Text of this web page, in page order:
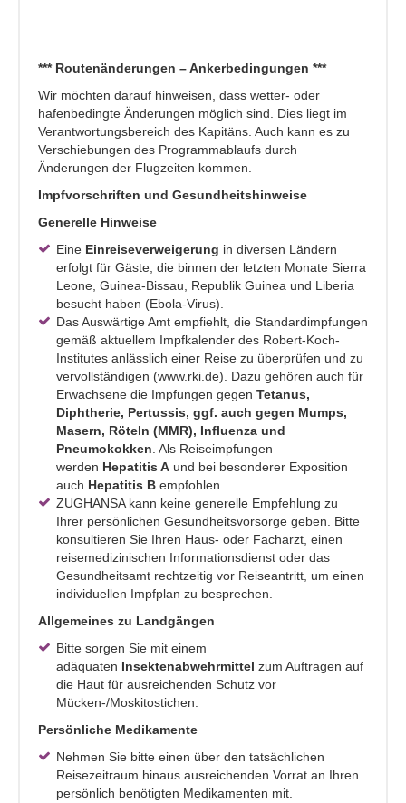
*** Routenänderungen – Ankerbedingungen ***
Wir möchten darauf hinweisen, dass wetter- oder
hafenbedingte Änderungen möglich sind. Dies liegt im
Verantwortungsbereich des Kapitäns. Auch kann es zu
Verschiebungen des Programmablaufs durch
Änderungen der Flugzeiten kommen.
Impfvorschriften und Gesundheitshinweise
Generelle Hinweise
Eine Einreiseverweigerung in diversen Ländern
erfolgt für Gäste, die binnen der letzten Monate Sierra
Leone, Guinea-Bissau, Republik Guinea und Liberia
besucht haben (Ebola-Virus).
Das Auswärtige Amt empfiehlt, die Standardimpfungen
gemäß aktuellem Impfkalender des Robert-Koch-
Institutes anlässlich einer Reise zu überprüfen und zu
vervollständigen (www.rki.de). Dazu gehören auch für
Erwachsene die Impfungen gegen Tetanus,
Diphtherie, Pertussis, ggf. auch gegen Mumps,
Masern, Röteln (MMR), Influenza und
Pneumokokken . Als Reiseimpfungen
werden Hepatitis A und bei besonderer Exposition
auch Hepatitis B empfohlen.
ZUGHANSA kann keine generelle Empfehlung zu
Ihrer persönlichen Gesundheitsvorsorge geben. Bitte
konsultieren Sie Ihren Haus- oder Facharzt, einen
reisemedizinischen Informationsdienst oder das
Gesundheitsamt rechtzeitig vor Reiseantritt, um einen
individuellen Impfplan zu besprechen.
Allgemeines zu Landgängen
Bitte sorgen Sie mit einem
adäquaten Insektenabwehrmittel zum Auftragen auf
die Haut für ausreichenden Schutz vor
Mücken-/Moskitostichen.
Persönliche Medikamente
Nehmen Sie bitte einen über den tatsächlichen
Reisezeitraum hinaus ausreichenden Vorrat an Ihren
persönlich benötigten Medikamenten mit.